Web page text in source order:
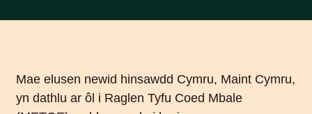
Mae elusen newid hinsawdd Cymru, Maint Cymru,
yn dathlu ar ôl i Raglen Tyfu Coed Mbale